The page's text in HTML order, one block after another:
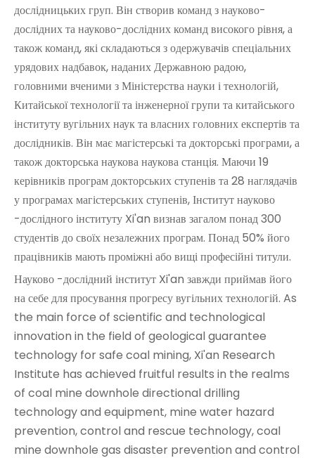
дослідницьких груп. Він створив команд з науково-
дослідних та науково-дослідних команд високого рівня, а
також команд, які складаються з одержувачів спеціальних
урядових надбавок, наданих Державною радою,
головними вченими з Міністерства науки і технологій,
Китайської технології та інженерної групи та китайського
інституту вугільних наук та власних головних експертів та
дослідників. Він має магістерські та докторські програми, а
також докторська наукова наукова станція. Маючи 19
керівників програм докторських ступенів та 28 наглядачів
у програмах магістерських ступенів, Інститут науково
-дослідного інституту Xi'an визнав загалом понад 300
студентів до своїх незалежних програм. Понад 50% його
працівників мають проміжні або вищі професійні титули.
Науково -дослідний інститут Xi'an завжди приймав його
на себе для просування прогресу вугільних технологій. As
the main force of scientific and technological
innovation in the field of geological guarantee
technology for safe coal mining, Xi'an Research
Institute has achieved fruitful results in the realms
of coal mine downhole directional drilling
technology and equipment, mine water hazard
prevention, control and rescue technology, coal
mine downhole gas disaster prevention and control